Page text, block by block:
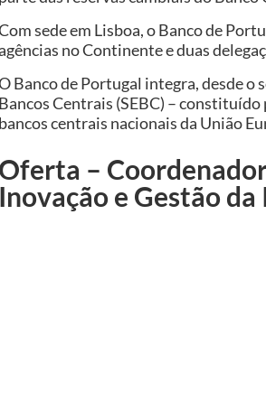
sede em Lisboa, o Banco de
no Continente e duas
Banco de Portugal integra, desde o
Bancos Centrais (SEBC) –
bancos centrais nacionais da União
Oferta –
Inovação e Gestão